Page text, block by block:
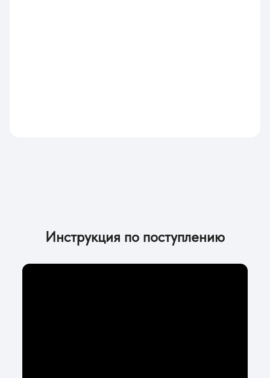
Инструкция по поступлению